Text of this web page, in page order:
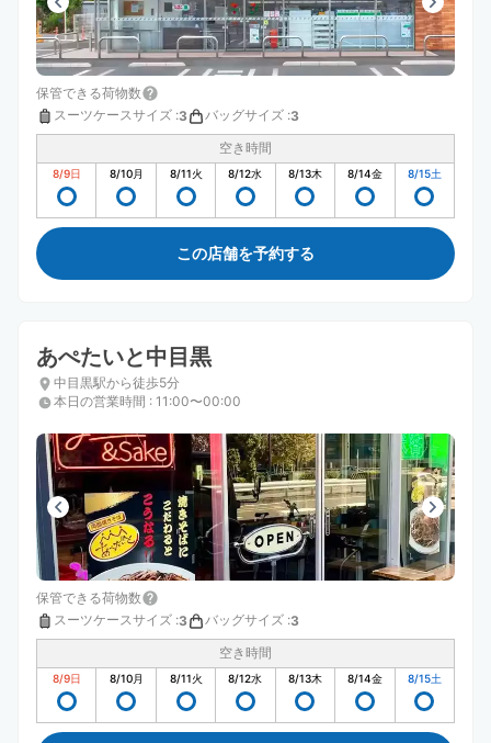
保管できる荷物数
スーツケースサイズ :3 バッグサイズ :3
空き時間
8/9日 8/10月 8/11火 8/12水 8/13木 8/14金 8/15土
この店舗を予約する
あぺたいと中目黒
中目黒駅から徒歩5分
本日の営業時間 : 11:00〜00:00
保管できる荷物数
スーツケースサイズ :3 バッグサイズ :3
空き時間
8/9日 8/10月 8/11火 8/12水 8/13木 8/14金 8/15土